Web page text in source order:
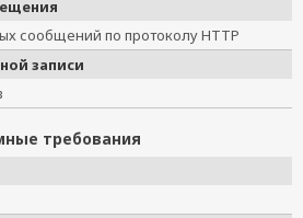
сообщений по протоколу HTTP
записи
требования